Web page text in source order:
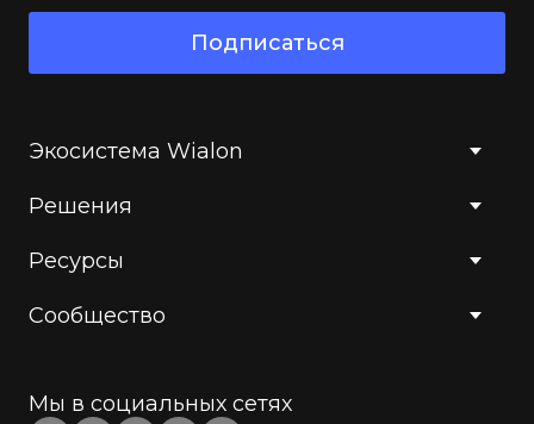
Подписаться
Экосистема Wialon
Решения
Ресурсы
Сообщество
Мы в социальных сетях